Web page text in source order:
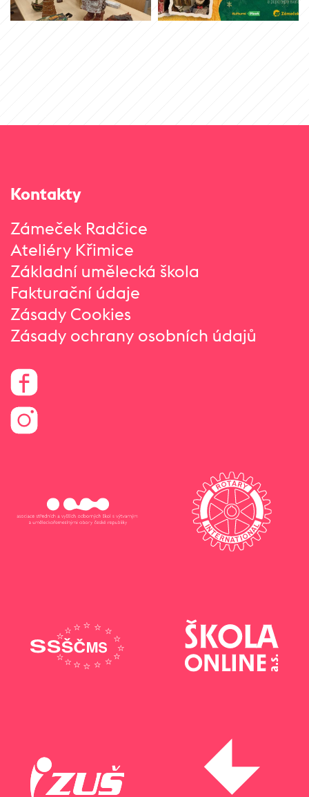
Kontakty
Zámeček Radčice
Ateliéry Křimice
Základní umělecká škola
Fakturační údaje
Zásady Cookies
Zásady ochrany osobních údajů